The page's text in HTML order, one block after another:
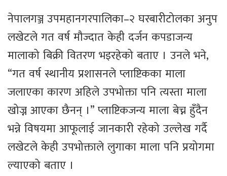
नेपालगञ्ज उपमहानगरपालिका–२ घरबारीटोलका अनुप
लखेटले गत वर्ष मौज्दात केही दर्जन कपडाजन्य
मालाको बिक्री वितरण भइरहेको बताए । उनले भने,
“गत वर्ष स्थानीय प्रशासनले प्लाष्टिकका माला
जलाएका कारण अहिले उपभोक्ता पनि त्यस्ता माला
खोज्न आएका छैनन् ।” प्लाष्टिकजन्य माला बेच्न हुँदैन
भन्ने विषयमा आफूलाई जानकारी रहेको उल्लेख गर्दै
लखेटले केही उपभोक्ताले लुगाका माला पनि प्रयोगमा
ल्याएको बताए ।